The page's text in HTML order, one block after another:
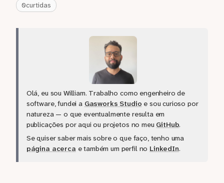
0curtidas
Olá, eu sou William. Trabalho como engenheiro de
software, fundei a Gasworks Studio e sou curioso por
natureza — o que eventualmente resulta em
publicações por aqui ou projetos no meu GitHub.
Se quiser saber mais sobre o que faço, tenho uma
página acerca e também um perfil no LinkedIn.